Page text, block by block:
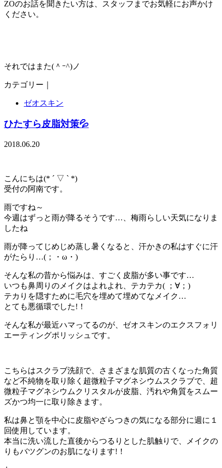
ZOのお話を聞きたい方は、スタッフまでお気軽にお声かけ
ください。
それではまた(＾ｰ^)ノ
カテゴリー｜
ゼオスキン
ひたすら皮脂対策💦
2018.06.20
こんにちは(* ´ ▽ ` *)
受付の阿南です。
雨ですね～
今週はずっと雨が降るそうです…、梅雨らしい天気になりま
したね
雨が降ってじめじめ蒸し暑くなると、汗かきの私はすぐに汗
がたらり…(；・ω・)
そんな私の昔から悩みは、すごく皮脂が多い事です…
いつも鼻周りのメイクはよれよれ、テカテカ( ；∀；)
テカりを隠すために毛穴を埋めて埋めてなメイク…
とても悪循環でした!！
そんな私が最近ハマってるのが、ゼオスキンのエクスフォリ
エーティングポリッシュです。
こちらはスクラブ洗顔で、さまざまな肌質の古くなった角質
など不純物を取り除く超微粒子マグネシウムスクラブで、超
微粒子マグネシウムクリスタルが皮脂、汚れや角質をスムー
ズかつ均一に取り除きます。
私は鼻と顎を中心に皮脂やざらつきの気になる部分に週に１
回使用しています。
本当に洗い流した直後からつるりとした肌触りで、メイクの
りもバツグンのお肌になります!！